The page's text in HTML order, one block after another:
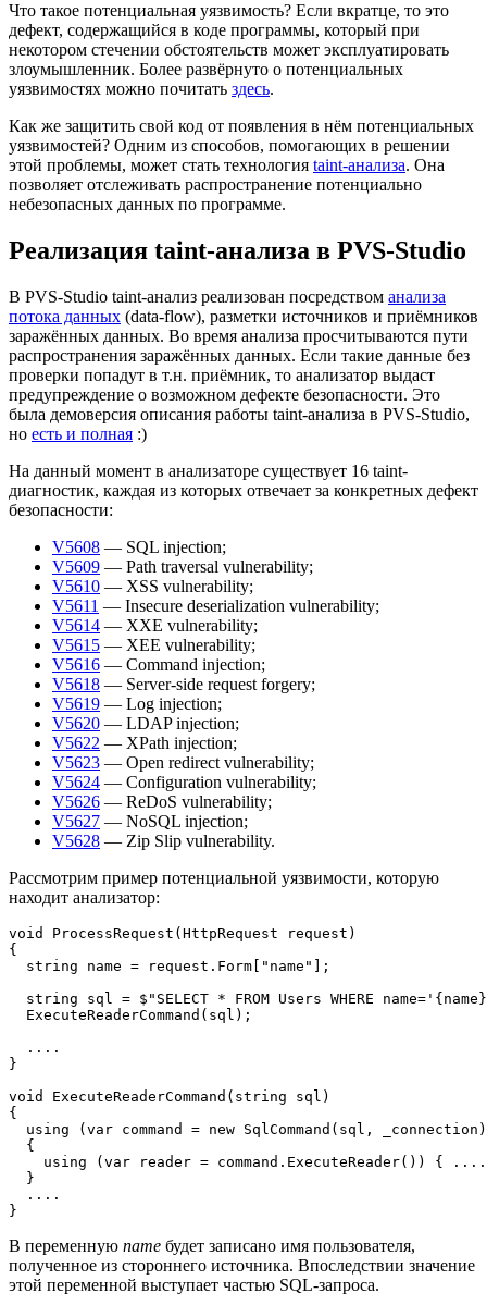
Что такое потенциальная уязвимость? Если вкратце, то это
дефект, содержащийся в коде программы, который при
некотором стечении обстоятельств может эксплуатировать
злоумышленник. Более развёрнуто о потенциальных
уязвимостях можно почитать здесь.
Как же защитить свой код от появления в нём потенциальных
уязвимостей? Одним из способов, помогающих в решении
этой проблемы, может стать технология taint-анализа. Она
позволяет отслеживать распространение потенциально
небезопасных данных по программе.
Реализация taint-анализа в PVS-Studio
В PVS-Studio taint-анализ реализован посредством анализа
потока данных (data-flow), разметки источников и приёмников
заражённых данных. Во время анализа просчитываются пути
распространения заражённых данных. Если такие данные без
проверки попадут в т.н. приёмник, то анализатор выдаст
предупреждение о возможном дефекте безопасности. Это
была демоверсия описания работы taint-анализа в PVS-Studio,
но есть и полная :)
На данный момент в анализаторе существует 16 taint-
диагностик, каждая из которых отвечает за конкретных дефект
безопасности:
V5608 — SQL injection;
V5609 — Path traversal vulnerability;
V5610 — XSS vulnerability;
V5611 — Insecure deserialization vulnerability;
V5614 — XXE vulnerability;
V5615 — XEE vulnerability;
V5616 — Command injection;
V5618 — Server-side request forgery;
V5619 — Log injection;
V5620 — LDAP injection;
V5622 — XPath injection;
V5623 — Open redirect vulnerability;
V5624 — Configuration vulnerability;
V5626 — ReDoS vulnerability;
V5627 — NoSQL injection;
V5628 — Zip Slip vulnerability.
Рассмотрим пример потенциальной уязвимости, которую
находит анализатор:
void ProcessRequest(HttpRequest request)
{
  string name = request.Form["name"];
string sql = $"SELECT * FROM Users WHERE
  ExecuteReaderCommand(sql);
  ....
}
void ExecuteReaderCommand(string sql)
{
using (var command = new SqlCommand(sql,
  {
using (var reader = command.ExecuteReader()) {
  }
  ....
}
В переменную name будет записано имя пользователя,
полученное из стороннего источника. Впоследствии значение
этой переменной выступает частью SQL-запроса.